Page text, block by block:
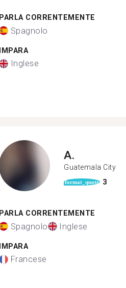
PARLA CORRENTEMENTE
Spagnolo
IMPARA
Inglese
A.
Guatemala City
format_quote 3
PARLA CORRENTEMENTE
Spagnolo Inglese
IMPARA
Francese